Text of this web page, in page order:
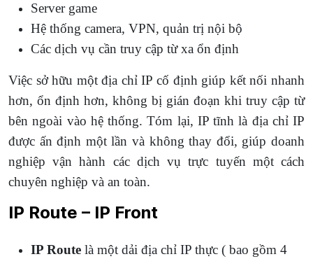
Server game
Hệ thống camera, VPN, quản trị nội bộ
Các dịch vụ cần truy cập từ xa ổn định
Việc sở hữu một địa chỉ IP cố định giúp kết nối nhanh
hơn, ổn định hơn, không bị gián đoạn khi truy cập từ
bên ngoài vào hệ thống. Tóm lại, IP tĩnh là địa chỉ IP
được ấn định một lần và không thay đổi, giúp doanh
nghiệp vận hành các dịch vụ trực tuyến một cách
chuyên nghiệp và an toàn.
IP Route – IP Front
IP Route là một dải địa chỉ IP thực ( bao gồm 4